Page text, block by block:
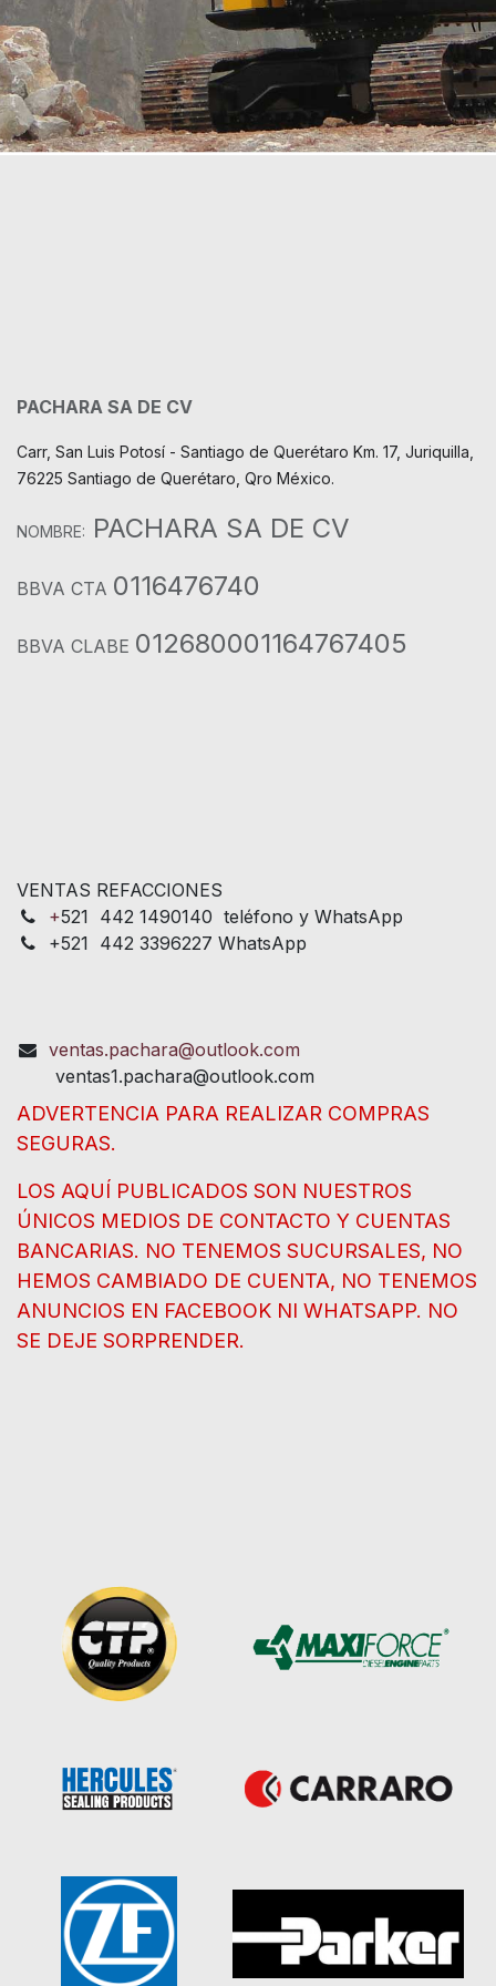
PACHARA SA DE CV
Carr, San Luis Potosí - Santiago de Querétaro Km. 17, Juriquilla,
76225 Santiago de Querétaro, Qro México.
NOMBRE: PACHARA SA DE CV
BBVA CTA 0116476740
BBVA CLABE 012680001164767405
VENTAS REFACCIONES
+521 442 1490140 teléfono y WhatsApp
+521 442 3396227 WhatsApp
ventas.pachara@outlook.com
ventas1.pachara@outlook.com
ADVERTENCIA PARA REALIZAR COMPRAS
SEGURAS.
LOS AQUÍ PUBLICADOS SON NUESTROS
ÚNICOS MEDIOS DE CONTACTO Y CUENTAS
BANCARIAS. NO TENEMOS SUCURSALES, NO
HEMOS CAMBIADO DE CUENTA, NO TENEMOS
ANUNCIOS EN FACEBOOK NI WHATSAPP. NO
SE DEJE SORPRENDER.